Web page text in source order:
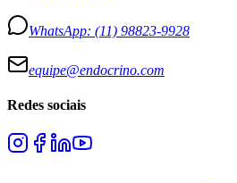
WhatsApp: (11) 98823-9928
equipe@endocrino.com
Redes sociais